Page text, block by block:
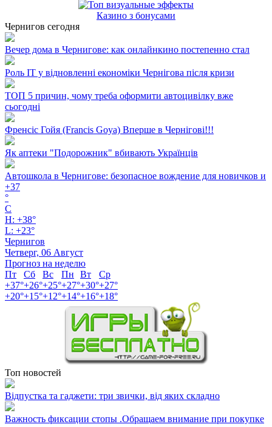
Казино з бонусами
Чернигов сегодня
Вечер дома в Чернигове: как онлайнкино постепенно стал
Роль ІТ у відновленні економіки Чернігова після кризи
ТОП 5 причин, чому треба оформити автоцивілку вже
сьогодні
Френсіс Гойя (Francis Goya) Вперше в Чернігові!!!
Як аптеки "Подорожник" вбивають Українців
Автошкола в Чернигове: безопасное вождение для новичков и
+37
°
C
H: +38°
L: +23°
Чернигов
Четверг, 06 Август
Прогноз на неделю
Пт
Сб Вс Пн Вт
Ср
+37°+26°+25°+27°+30°+27°
+20°+15°+12°+14°+16°+18°
Топ новостей
Відпустка та гаджети: три звички, від яких складно
Важность фиксации стопы .Обращаем внимание при покупке